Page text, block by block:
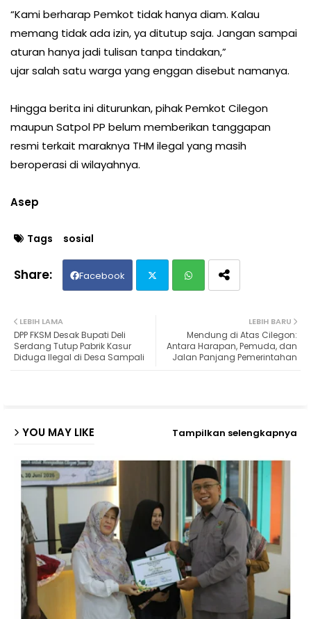
“Kami berharap Pemkot tidak hanya diam. Kalau
memang tidak ada izin, ya ditutup saja. Jangan sampai
aturan hanya jadi tulisan tanpa tindakan,”
ujar salah satu warga yang enggan disebut namanya.
Hingga berita ini diturunkan, pihak Pemkot Cilegon
maupun Satpol PP belum memberikan tanggapan
resmi terkait maraknya THM ilegal yang masih
beroperasi di wilayahnya.
Asep
Tags sosial
Facebook
ats
LEBIH BARU
Mendung di Atas Cilegon:
Antara Harapan, Pemuda, dan
Jalan Panjang Pemerintahan
LEBIH LAMA
DPP FKSM Desak Bupati Deli
Serdang Tutup Pabrik Kasur
Diduga Ilegal di Desa Sampali
YOU MAY LIKE Tampilkan selengkapnya